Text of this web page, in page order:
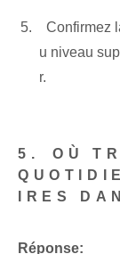
u niveau
r.
5.⁤ OÙ
IRES
Réponse: